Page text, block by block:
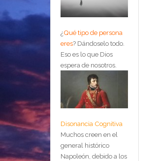
¿Qué tipo de persona
eres? Dándoselo todo.
Eso es lo que Dios
espera de nosotros.
Disonancia Cognitiva
Muchos creen en el
general histórico
Napoleón, debido a los